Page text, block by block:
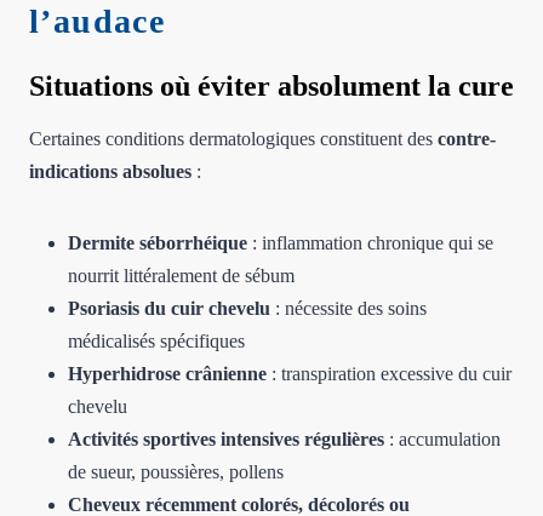
l’audace
Situations où éviter absolument la cure
Certaines conditions dermatologiques constituent des contre-
indications absolues :
Dermite séborrhéique : inflammation chronique qui se
nourrit littéralement de sébum
Psoriasis du cuir chevelu : nécessite des soins
médicalisés spécifiques
Hyperhidrose crânienne : transpiration excessive du cuir
chevelu
Activités sportives intensives régulières : accumulation
de sueur, poussières, pollens
Cheveux récemment colorés, décolorés ou